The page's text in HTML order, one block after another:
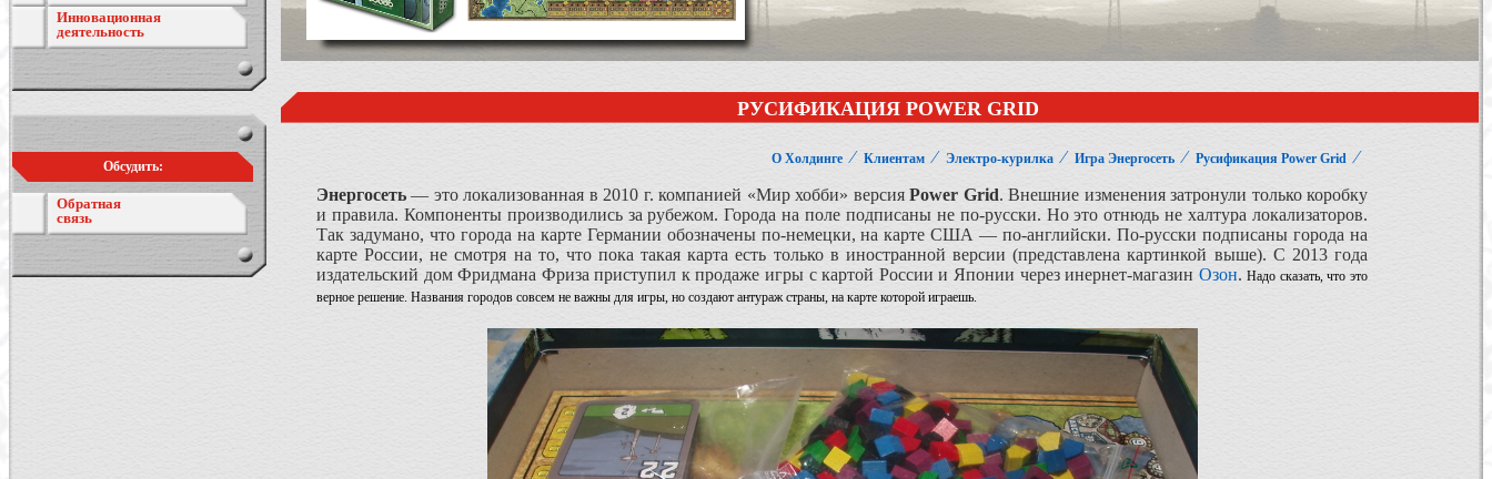
Инновационная
деятельность
Обсудить:
Обратная
связь
РУСИФИКАЦИЯ POWER GRID
О Холдинге ⁄ Клиентам ⁄ Электро-курилка ⁄ Игра Энергосеть ⁄ Русификация Power Grid ⁄
Энергосеть— это локализованная в 2010 г. компанией «Мир хобби» версияPower Grid. Внешние изменения затронули только коробку
и правила. Компоненты производились за рубежом. Города на поле подписаны не по-русски. Но это отнюдь не халтура локализаторов.
Так задумано, что города на карте Германии обозначены по-немецки, на карте США — по-английски. По-русски подписаны города на
карте России, не смотря на то, что пока такая карта есть только в иностранной версии (представлена картинкой выше). С 2013 года
издательский дом Фридмана Фриза приступил к продаже игры с картой России и Японии через инернет-магазин Озон.Надо сказать, что это
верное решение. Названия городов совсем не важны для игры, но создают антураж страны, на карте которой играешь.